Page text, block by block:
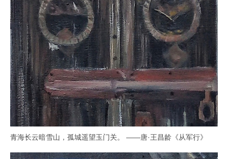
青海长云暗雪山，孤城遥望玉门关。 ——唐·王昌龄《从军行》